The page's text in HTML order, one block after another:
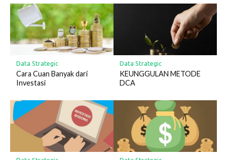
Data Strategic
Cara Cuan Banyak dari
Investasi
Data Strategic
KEUNGGULAN METODE
DCA